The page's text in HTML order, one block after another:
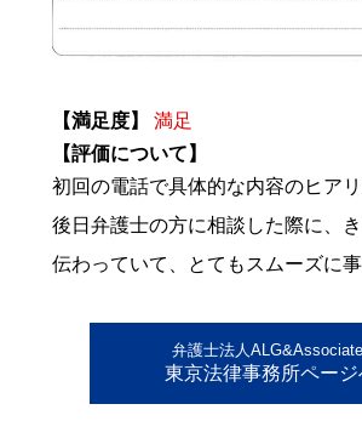
【満足度】
満足
【評価について】
初回の電話で具体的な内容のヒアリ
後日弁護士の方に相談した際に、
伝わっていて、とてもスムーズに事
弁護士法人
東京法律事務所ページ